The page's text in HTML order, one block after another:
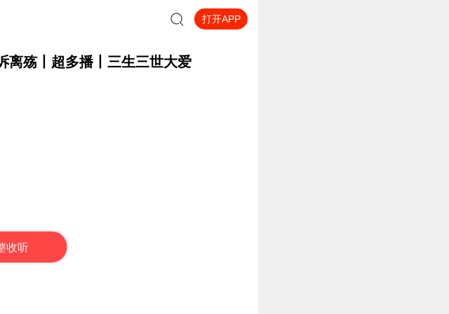
打开APP
离殇丨超多播丨三生三世大爱
历经三世定能重逢
收听